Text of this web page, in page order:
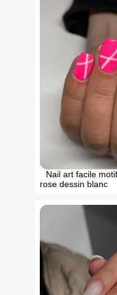
Nail art facile
rose dessin blanc